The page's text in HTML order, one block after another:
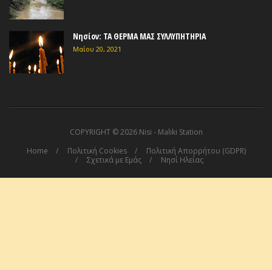
Νησίον: ΤΑ ΘΕΡΜΑ ΜΑΣ ΣΥΛΛΥΠΗΤΗΡΙΑ
Μαΐου 20, 2021
COPYRIGHT ©2026 Nisi - Maliki Station
Home
Πολιτική Cookies
Πολιτική Απορρήτου (GDPR)
Σχετικά με Εμάς
Νησί Ηλείας